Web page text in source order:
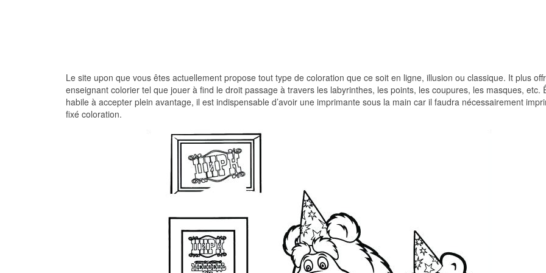
Le site upon que vous êtes actuellement propose tout type de coloration que ce soit en ligne, illusion ou classique. It plus
enseignant colorier tel que jouer à find le droit passage à travers les labyrinthes, les points, les coupures, les masques, etc.
habile à accepter plein avantage, il est indispensable d’avoir une imprimante sous la main car il faudra nécessairement
fixé coloration.